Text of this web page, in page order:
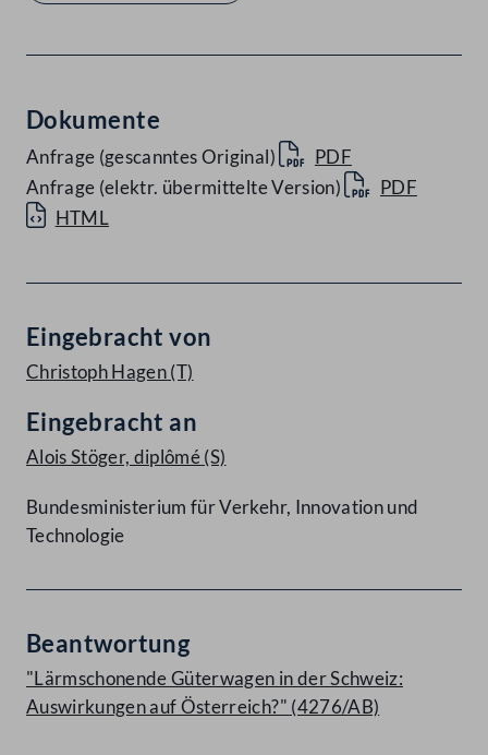
Dokumente
Anfrage (gescanntes Original)
PDF
Anfrage (elektr. übermittelte Version)
PDF
HTML
Eingebracht von
Christoph Hagen(T)
Eingebracht an
Alois Stöger, diplômé(S)
Bundesministerium für Verkehr, Innovation und
Technologie
Beantwortung
"Lärmschonende Güterwagen in der Schweiz:
Auswirkungen auf Österreich?" (4276/AB)